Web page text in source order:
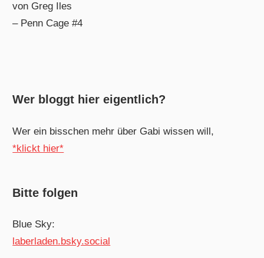
von Greg Iles
– Penn Cage #4
Wer bloggt hier eigentlich?
Wer ein bisschen mehr über Gabi wissen will,
*klickt hier*
Bitte folgen
Blue Sky:
laberladen.bsky.social